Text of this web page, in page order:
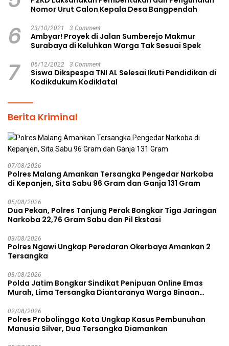
Nomor Urut Calon Kepala Desa Bangpendah
6 23/10/2021 3 Comment
Ambyar! Proyek di Jalan Sumberejo Makmur
Surabaya di Keluhkan Warga Tak Sesuai Spek
7 06/12/2022 3 Comment
Siswa Dikspespa TNI AL Selesai Ikuti Pendidikan di
Kodikdukum Kodiklatal
Berita Kriminal
07/08/2026
Polres Malang Amankan Tersangka Pengedar Narkoba
di Kepanjen, Sita Sabu 96 Gram dan Ganja 131 Gram
05/08/2026
Dua Pekan, Polres Tanjung Perak Bongkar Tiga Jaringan
Narkoba 22,76 Gram Sabu dan Pil Ekstasi
03/08/2026
Polres Ngawi Ungkap Peredaran Okerbaya Amankan 2
Tersangka
03/08/2026
Polda Jatim Bongkar Sindikat Penipuan Online Emas
Murah, Lima Tersangka Diantaranya Warga Binaan
02/08/2026
Polres Probolinggo Kota Ungkap Kasus Pembunuhan
Manusia Silver, Dua Tersangka Diamankan